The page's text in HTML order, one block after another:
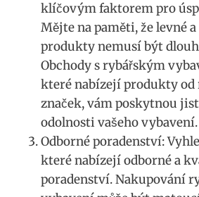
klíčovým faktorem pro
Mějte na ‌paměti,⁤ že levné
produkty ⁤nemusí být
Obchody s rybářským
které ‌nabízejí produkty ⁤od
značek, vám poskytnou⁢
odolnosti vašeho vybavení.
Odborné poradenství:
které ‍nabízejí odborné a
poradenství. ‌Nakupování